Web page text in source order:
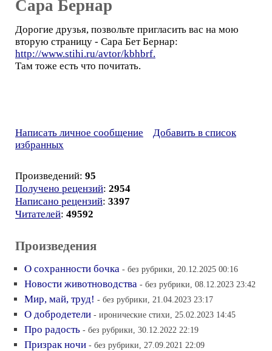
Сара Бернар
Дорогие друзья, позвольте пригласить вас на мою
вторую страницу - Сара Бет Бернар:
http://www.stihi.ru/avtor/kbhbrf.
Там тоже есть что почитать.
Написать личное сообщение
Добавить в список
избранных
Произведений: 95
Получено рецензий: 2954
Написано рецензий: 3397
Читателей: 49592
Произведения
О сохранности бочка - без рубрики, 20.12.2025 00:16
Новости животноводства - без рубрики, 08.12.2023 23:42
Мир, май, труд! - без рубрики, 21.04.2023 23:17
О добродетели - иронические стихи, 25.02.2023 14:45
Про радость - без рубрики, 30.12.2022 22:19
Призрак ночи - без рубрики, 27.09.2021 22:09